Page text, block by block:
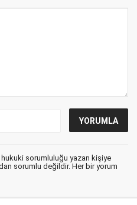
hukuki sorumluluğu yazan kişiye
sorumlu değildir. Her bir yorum